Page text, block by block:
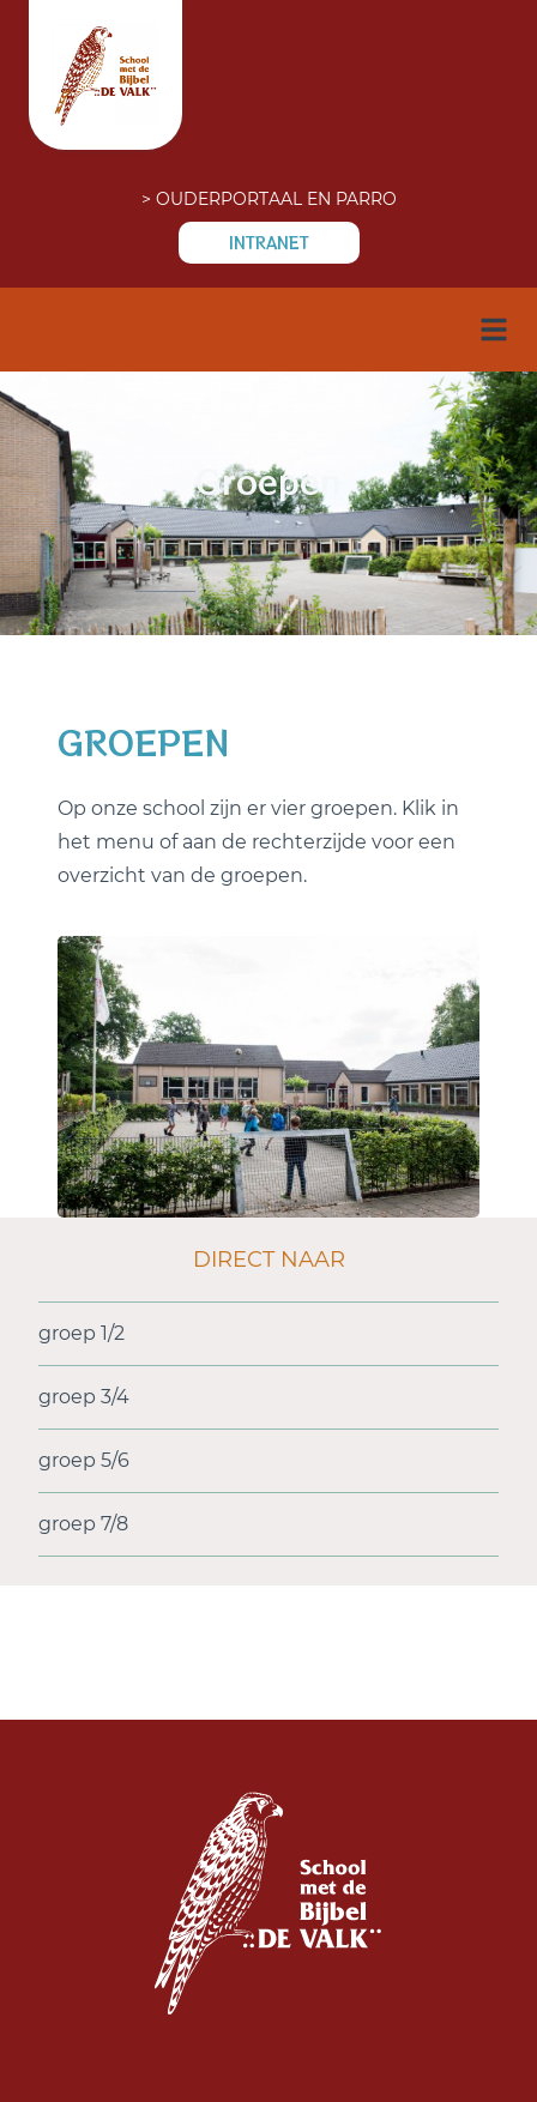
> OUDERPORTAAL EN PARRO
INTRANET
Groepen
GROEPEN
Op onze school zijn er vier groepen. Klik in
het menu of aan de rechterzijde voor een
overzicht van de groepen.
DIRECT NAAR
groep 1/2
groep 3/4
groep 5/6
groep 7/8